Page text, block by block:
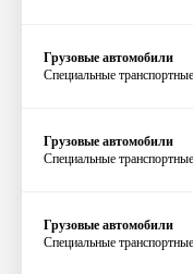
Грузовые автомобили
Специальные
Грузовые автомобили
Специальные
Грузовые автомобили
Специальные